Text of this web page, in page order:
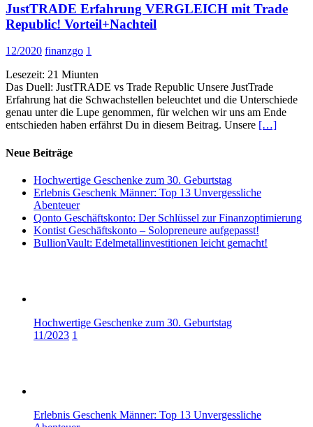
JustTRADE Erfahrung VERGLEICH mit Trade
Republic! Vorteil+Nachteil
12/2020 finanzgo 1
Lesezeit: 21 Miunten
Das Duell: JustTRADE vs Trade Republic Unsere JustTrade
Erfahrung hat die Schwachstellen beleuchtet und die Unterschiede
genau unter die Lupe genommen, für welchen wir uns am Ende
entschieden haben erfährst Du in diesem Beitrag. Unsere […]
Neue Beiträge
Hochwertige Geschenke zum 30. Geburtstag
Erlebnis Geschenk Männer: Top 13 Unvergessliche
Abenteuer
Qonto Geschäftskonto: Der Schlüssel zur Finanzoptimierung
Kontist Geschäftskonto – Solopreneure aufgepasst!
BullionVault: Edelmetallinvestitionen leicht gemacht!
Hochwertige Geschenke zum 30. Geburtstag
11/2023 1
Erlebnis Geschenk Männer: Top 13 Unvergessliche